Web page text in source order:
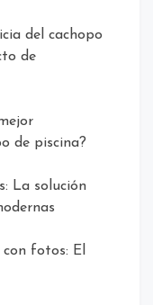
del cachopo
de
de piscina?
La solución
fotos: El